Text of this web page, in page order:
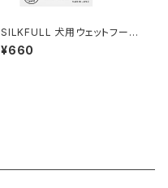
SILKFULL 犬用ウェットフード
チキン味 100g (シルクフル)
¥660